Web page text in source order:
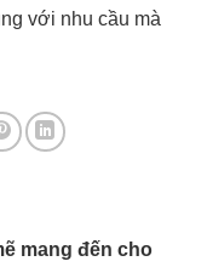
với nhu cầu mà
mang đến cho